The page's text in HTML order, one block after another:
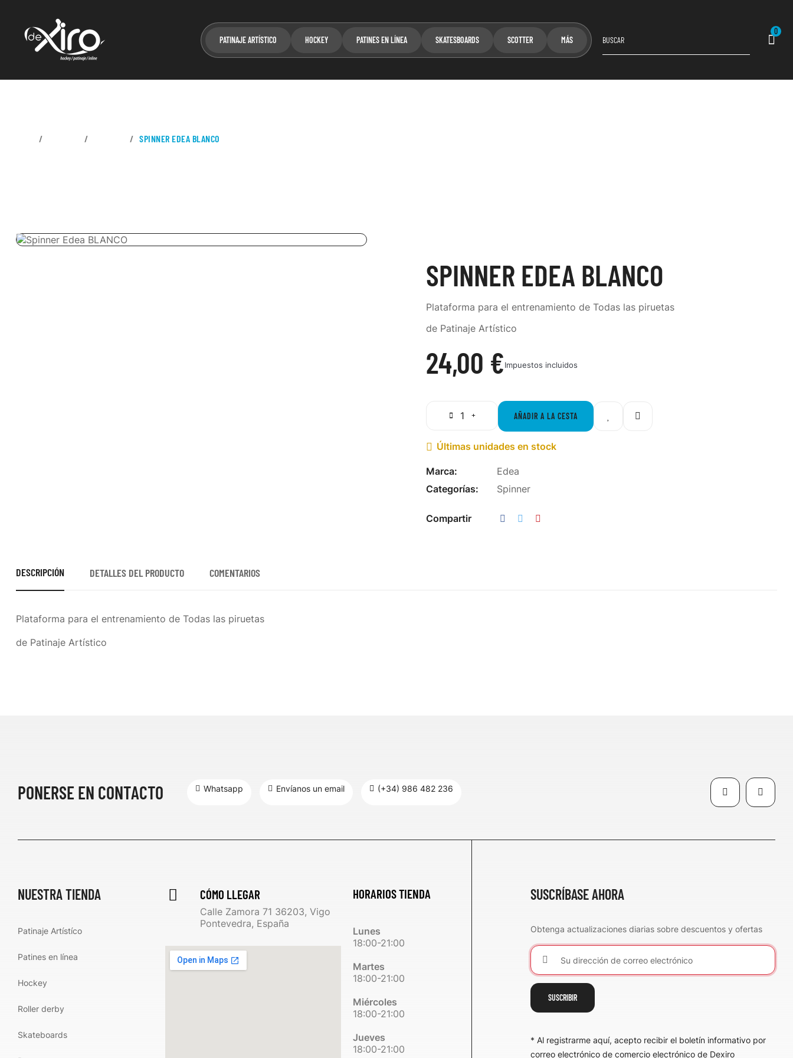
PATINAJE ARTÍSTICO HOCKEY PATINES EN LÍNEA SKATESBOARDS SCOTTER MÁS
0
SPINNER EDEA BLANCO
SPINNER EDEA BLANCO
Plataforma para el entrenamiento de Todas las piruetas
de Patinaje Artístico
24,00 €Impuestos incluidos
AÑADIR A LA CESTA
 Últimas unidades en stock
Marca:
Edea
Categorías:
Spinner
Compartir
DESCRIPCIÓN DETALLES DEL PRODUCTO COMENTARIOS
Plataforma para el entrenamiento de Todas las piruetas
de Patinaje Artístico
PONERSE EN CONTACTO Whatsapp Envíanos un email (+34) 986 482 236
NUESTRA TIENDA
Patinaje Artístíco
Patines en línea
Hockey
Roller derby
Skateboards
CÓMO LLEGAR
Calle Zamora 71 36203, Vigo
Pontevedra, España
HORARIOS TIENDA
Lunes
18:00-21:00
Martes
18:00-21:00
Miércoles
18:00-21:00
Jueves
18:00-21:00
SUSCRÍBASE AHORA
Obtenga actualizaciones diarias sobre descuentos y ofertas
SUSCRIBIR
* Al registrarme aquí, acepto recibir el boletín informativo por
correo electrónico de comercio electrónico de Dexiro